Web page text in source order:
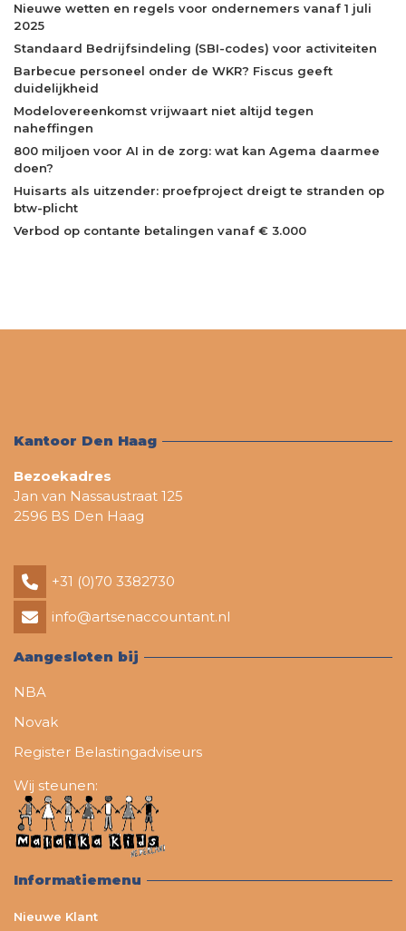
Nieuwe wetten en regels voor ondernemers vanaf 1 juli
2025
Standaard Bedrijfsindeling (SBI-codes) voor activiteiten
Barbecue personeel onder de WKR? Fiscus geeft
duidelijkheid
Modelovereenkomst vrijwaart niet altijd tegen
naheffingen
800 miljoen voor AI in de zorg: wat kan Agema daarmee
doen?
Huisarts als uitzender: proefproject dreigt te stranden op
btw-plicht
Verbod op contante betalingen vanaf € 3.000
Kantoor Den Haag
Bezoekadres
Jan van Nassaustraat 125
2596 BS Den Haag
+31 (0)70 3382730
info@artsenaccountant.nl
Aangesloten bij
NBA
Novak
Register Belastingadviseurs
Wij steunen:
Informatiemenu
Nieuwe Klant